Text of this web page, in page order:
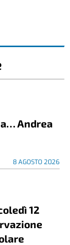
Andrea
8 AGOSTO 2026
12